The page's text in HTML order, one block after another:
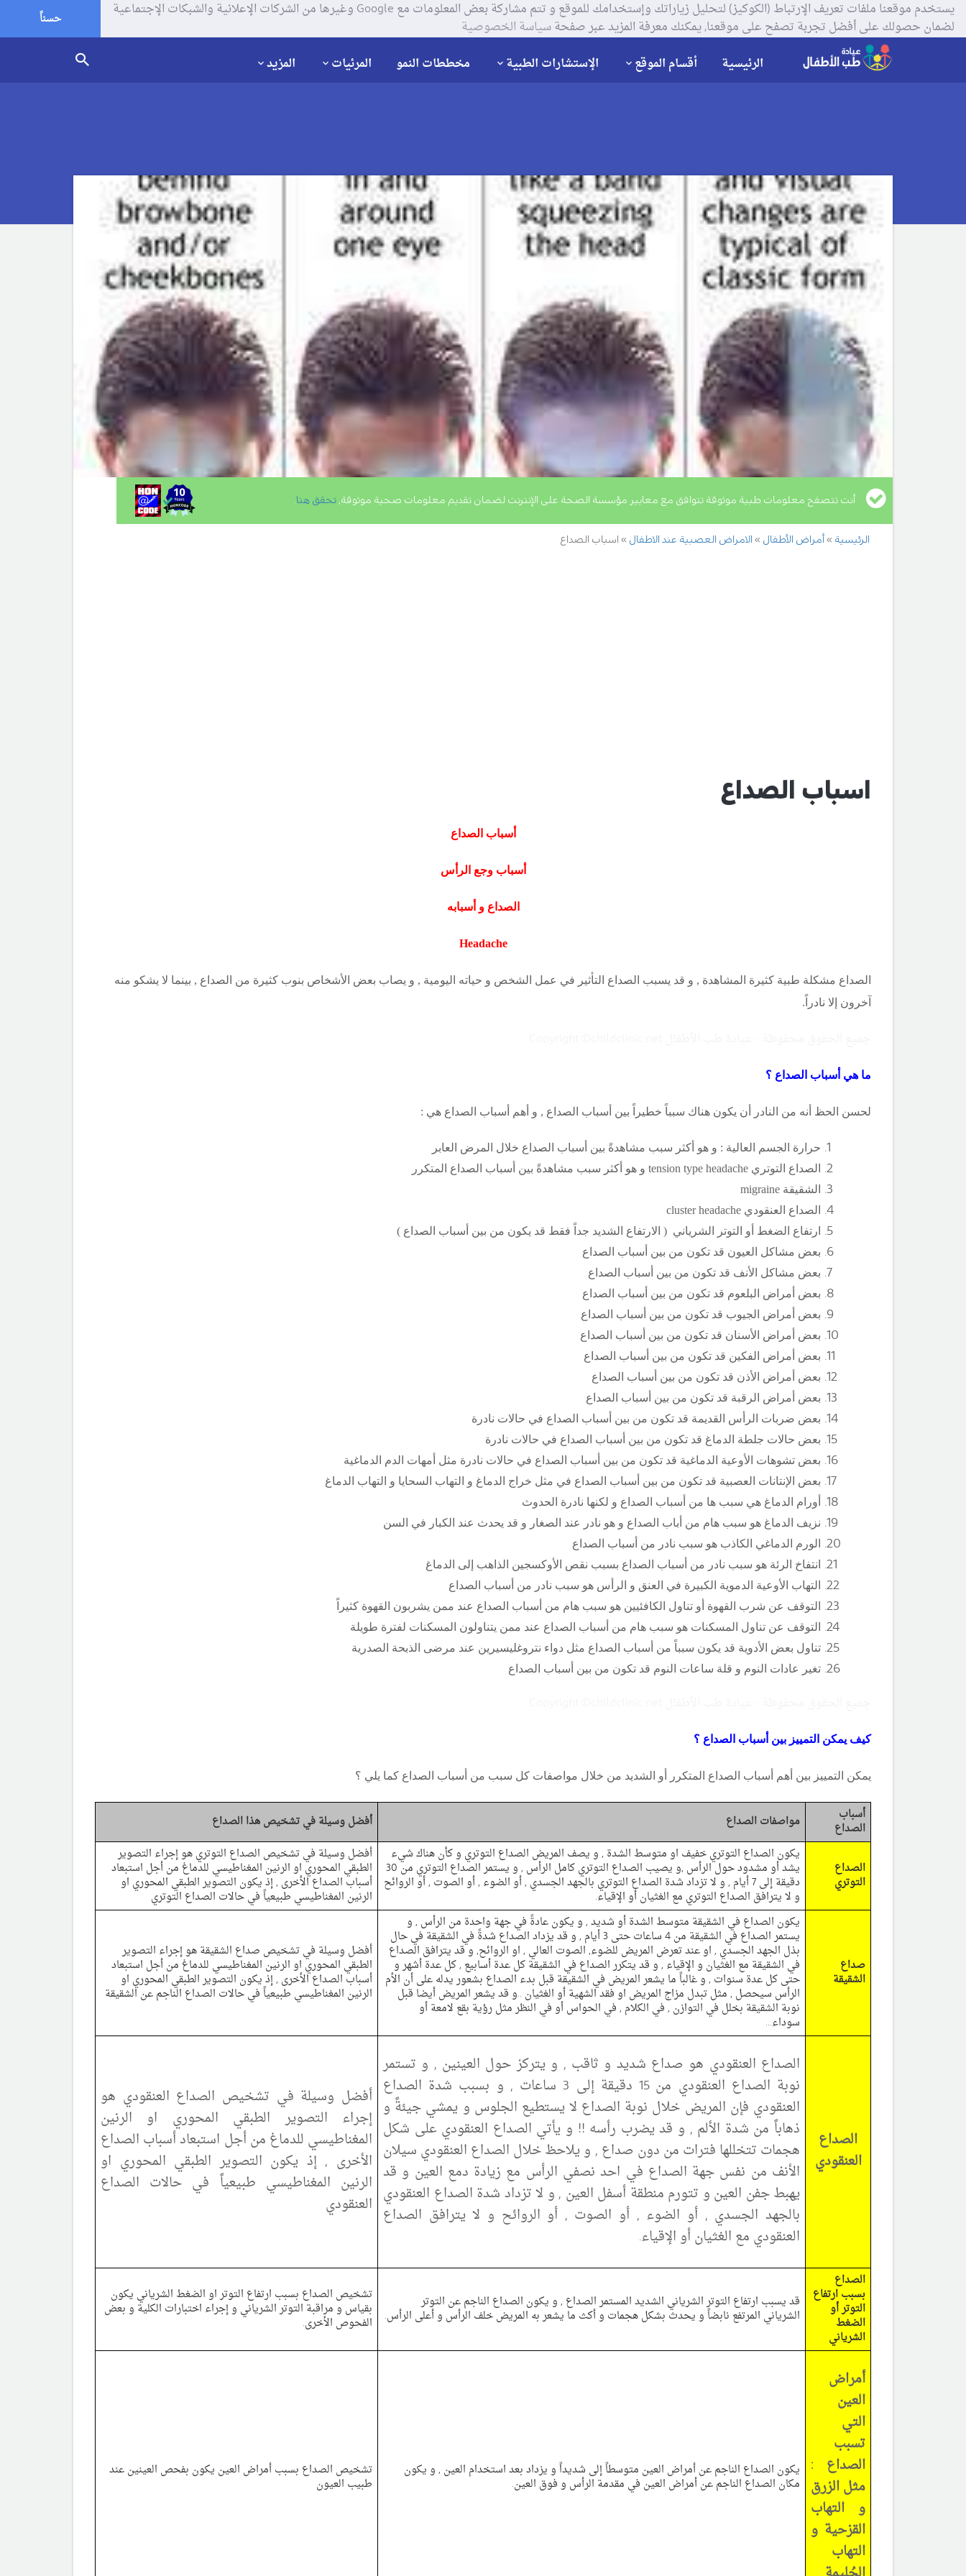
يستخدم موقعنا ملفات تعريف الإرتباط (الكوكيز) لتحليل زياراتك وإستخدامك للموقع و تتم مشاركة بعض المعلومات مع Google وغيرها من الشركات الإعلانية والشبكات الإجتماعية
لضمان حصولك على أفضل تجربة تصفح على موقعنا, يمكنك معرفة المزيد عبر صفحةسياسة الخصوصية حسناً
الرئيسية أقسام الموقع الإستشارات الطبية مخططات النمو المرئيات المزيد
أنت تتصفح معلومات طبية موثوقة تتوافق مع معايير مؤسسة الصحة على الإنترنت لضمان تقديم معلومات صحية موثوقة, تحقق هنا.
الرئيسية أمراض الأطفال الامراض العصبية عند الاطفال اسباب الصداع
اسباب الصداع
أسباب الصداع
أسباب وجع الرأس
الصداع و أسبابه
Headache
الصداع مشكلة طبية كثيرة المشاهدة , و قد يسبب الصداع التأثير في عمل الشخص و حياته اليومية , و يصاب بعض الأشخاص بنوب كثيرة من الصداع , بينما لا يشكو منه
آخرون إلا نادراً.
ما هي أسباب الصداع ؟
لحسن الحظ أنه من النادر أن يكون هناك سبباً خطيراً بين أسباب الصداع , و أهم أسباب الصداع هي :
حرارة الجسم العالية : و هو أكثر سبب مشاهدةً بين أسباب الصداع خلال المرض العابر
الصداع التوتري tension type headache و هو أكثر سبب مشاهدةً بين أسباب الصداع المتكرر
الشقيقة migraine
الصداع العنقودي cluster headache
ارتفاع الضغط أو التوتر الشرياني ( الارتفاع الشديد جداً فقط قد يكون من بين أسباب الصداع )
بعض مشاكل العيون قد تكون من بين أسباب الصداع
بعض مشاكل الأنف قد تكون من بين أسباب الصداع
بعض أمراض البلعوم قد تكون من بين أسباب الصداع
بعض أمراض الجيوب قد تكون من بين أسباب الصداع
بعض أمراض الأسنان قد تكون من بين أسباب الصداع
بعض أمراض الفكين قد تكون من بين أسباب الصداع
بعض أمراض الأذن قد تكون من بين أسباب الصداع
بعض أمراض الرقبة قد تكون من بين أسباب الصداع
بعض ضربات الرأس القديمة قد تكون من بين أسباب الصداع في حالات نادرة
بعض حالات جلطة الدماغ قد تكون من بين أسباب الصداع في حالات نادرة
بعض تشوهات الأوعية الدماغية قد تكون من بين أسباب الصداع في حالات نادرة مثل أمهات الدم الدماغية
بعض الإنتانات العصبية قد تكون من بين أسباب الصداع في مثل خراج الدماغ و التهاب السحايا و التهاب الدماغ
أورام الدماغ هي سبب ها من أسباب الصداع و لكنها نادرة الحدوث
نزيف الدماغ هو سبب هام من أباب الصداع و هو نادر عند الصغار و قد يحدث عند الكبار في السن
الورم الدماغي الكاذب هو سبب نادر من أسباب الصداع
انتفاخ الرئة هو سبب نادر من أسباب الصداع بسبب نقص الأوكسجين الذاهب إلى الدماغ
التهاب الأوعية الدموية الكبيرة في العنق و الرأس هو سبب نادر من أسباب الصداع
التوقف عن شرب القهوة أو تناول الكافئيين هو سبب هام من أسباب الصداع عند ممن يشربون القهوة كثيراً
التوقف عن تناول المسكنات هو سبب هام من أسباب الصداع عند ممن يتناولون المسكنات لفترة طويلة
تناول بعض الأدوية قد يكون سبباً من أسباب الصداع مثل دواء نتروغليسيرين عند مرضى الذبحة الصدرية
تغير عادات النوم و قلة ساعات النوم قد تكون من بين أسباب الصداع
كيف يمكن التمييز بين أسباب الصداع ؟
يمكن التمييز بين أهم أسباب الصداع المتكرر أو الشديد من خلال مواصفات كل سبب من أسباب الصداع كما يلي ؟
أسباب
الصداع مواصفات الصداع أفضل وسيلة في تشخيص هذا الصداع
الصداع
التوتري
يكون الصداع التوتري خفيف او متوسط الشدة , و يصف المريض الصداع التوتري و كأن هناك شيء
يشد أو مشدود حول الرأس ,و يصيب الصداع التوتري كامل الرأس , و يستمر الصداع التوتري من 30
دقيقة إلى 7 أيام , و لا تزداد شدة الصداع التوتري بالجهد الجسدي , أو الضوء , أو الصوت , أو الروائح
و لا يترافق الصداع التوتري مع الغثيان أو الإقياء.
أفضل وسيلة في تشخيص الصداع التوتري هو إجراء التصوير
الطبقي المحوري او الرنين المغناطيسي للدماغ من أجل استبعاد
أسباب الصداع الأخرى , إذ يكون التصوير الطبقي المحوري او
الرنين المغناطيسي طبيعياً في حالات الصداع التوتري
صداع
الشقيقة
يكون الصداع في الشقيقة متوسط الشدة أو شديد , و يكون عادةً في جهة واحدة من الرأس , و
يستمر الصداع في الشقيقة من 4 ساعات حتى 3 أيام , و قد يزداد الصداع شدةً في الشقيقة في حال
بذل الجهد الجسدي , او عند تعرض المريض للضوء, الصوت العالي , او الروائح, و قد يترافق الصداع
في الشقيقة مع الغثيان و الإقياء , و قد يتكرر الصداع في الشقيقة كل عدة أسابيع , كل عدة أشهر و
حتى كل عدة سنوات , و غالباً ما يشعر المريض في الشقيقة قبل بدء الصداع بشعور يدله على أن الأم
الرأس سيحصل , مثل تبدل مزاج المريض او فقد الشهية أو الغثيان ..و قد يشعر المريض أيضا قبل
نوبة الشقيقة بخلل في التوازن , في الكلام , في الحواس أو في النظر مثل رؤية بقع لامعة أو
سوداء...
أفضل وسيلة في تشخيص صداع الشقيقة هو إجراء التصوير
الطبقي المحوري او الرنين المغناطيسي للدماغ من أجل استبعاد
أسباب الصداع الأخرى , إذ يكون التصوير الطبقي المحوري او
الرنين المغناطيسي طبيعياً في حالات الصداع الناجم عن الشقيقة
الصداع
العنقودي
الصداع العنقودي هو صداع شديد و ثاقب , و يتركز حول العينين , و تستمر
نوبة الصداع العنقودي من 15 دقيقة إلى 3 ساعات , و بسبب شدة الصداع
العنقودي فإن المريض خلال نوبة الصداع لا يستطيع الجلوس و يمشي جيئةً و
ذهاباً من شدة الألم , و قد يضرب رأسه !! و يأتي الصداع العنقودي على شكل
هجمات تتخللها فترات من دون صداع , و يلاحظ خلال الصداع العنقودي سيلان
الأنف من نفس جهة الصداع في احد نصفي الرأس مع زيادة دمع العين و قد
يهبط جفن العين و تتورم منطقة أسفل العين , و لا تزداد شدة الصداع العنقودي
بالجهد الجسدي , أو الضوء , أو الصوت , أو الروائح و لا يترافق الصداع
العنقودي مع الغثيان أو الإقياء.
أفضل وسيلة في تشخيص الصداع العنقودي هو
إجراء التصوير الطبقي المحوري او الرنين
المغناطيسي للدماغ من أجل استبعاد أسباب الصداع
الأخرى , إذ يكون التصوير الطبقي المحوري او
الرنين المغناطيسي طبيعياً في حالات الصداع
العنقودي
الصداع
بسبب ارتفاع
التوتر أو
الضغط
الشرياني
قد يسبب ارتفاع التوتر الشرياني الشديد المستمر الصداع , و يكون الصداع الناجم عن التوتر
الشرياني المرتفع نابضاً و يحدث بشكل هجمات و أكث ما يشعر به المريض خلف الرأس و أعلى الرأس.
تشخيص الصداع بسبب ارتفاع التوتر او الضغط الشرياني يكون
بقياس و مراقبة التوتر الشرياني و إجراء اختبارات الكلية و بعض
الفحوص الأخرى.
أمراض
العين
التي
تسبب
الصداع :
مثل الزرق
و التهاب
القزحية و
التهاب
يكون الصداع الناجم عن أمراض العين متوسطاً إلى شديداً و يزداد بعد استخدام العين , و يكون
مكان الصداع الناجم عن أمراض العين في مقدمة الرأس و فوق العين.
تشخيص الصداع بسبب أمراض العين يكون بفحص العينين عند
طبيب العيون